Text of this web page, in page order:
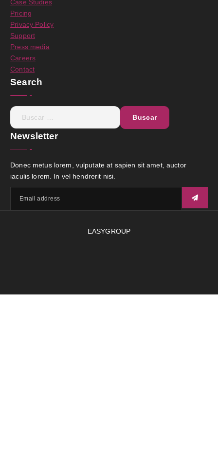
Case Studies
Pricing
Privacy Policy
Support
Press media
Careers
Contact
Search
Newsletter
Donec metus lorem, vulputate at sapien sit amet, auctor
iaculis lorem. In vel hendrerit nisi.
EASYGROUP